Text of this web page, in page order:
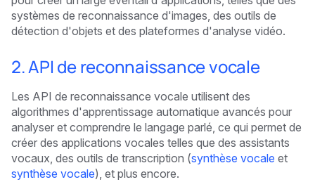
systèmes de reconnaissance d'images, des outils de
détection d'objets et des plateformes d'analyse vidéo.
2. API de reconnaissance vocale
Les API de reconnaissance vocale utilisent des
algorithmes d'apprentissage automatique avancés pour
analyser et comprendre le langage parlé, ce qui permet de
créer des applications vocales telles que des assistants
vocaux, des outils de transcription (synthèse vocale et
synthèse vocale), et plus encore.